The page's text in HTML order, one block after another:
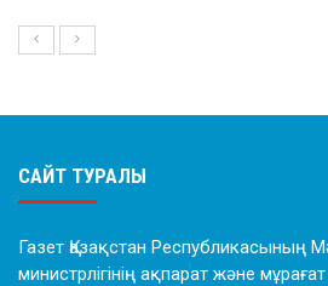
САЙТ ТУРАЛЫ
Газет Қазақстан Республикасының
министрлігінің ақпарат және мұрағат